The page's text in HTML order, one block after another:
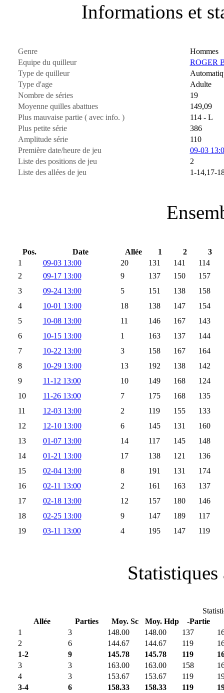
Informations et
Genre
Hommes
Equipe du quilleur
ROGER
Type de quilleur
Type d'age
Adulte
Nombre de séries
19
Moyenne quilles abattues
149,09
Plus mauvaise partie ( avec info. )
114 - L
Plus petite série
386
Amplitude série
110
Première date/heure de jeu
09-03
Liste des positions de jeu
2
Liste des allées de jeu
1-14,17-
Pos. Date Allée 1 2
3
1
09-03 13:00 20 131 141 114
2
09-17 13:00 9 137 150 157
3
09-24 13:00 5 151 138 158
4
10-01 13:00 18 138 147 154
5
10-08 13:00 11 146 167 143
6
10-15 13:00 1 163 137 144
7
10-22 13:00 3 158 167 164
8
10-29 13:00 13 192 138 142
9
11-12 13:00 10 149 168 124
10
11-26 13:00 7 175 168 135
11
12-03 13:00 2 119 155 133
12
12-10 13:00 6 145 131 160
13
01-07 13:00 14 117 145 148
14
01-21 13:00 17 138 121 136
15
02-04 13:00 8 191 131 174
16
02-11 13:00 2 161 163 137
17
02-18 13:00 12 157 180 146
18
02-25 13:00 9 147 189 117
19
03-11 13:00 4 195 147 119
Allée
Parties Moy. Sc Moy. Hdp
-Partie
1
3 148.00 148.00 137
2
6 144.67 144.67 119
1-2
9 145.78 145.78 119
3
3 163.00 163.00 158
4
3 153.67 153.67 119
3-4
6 158.33 158.33 119